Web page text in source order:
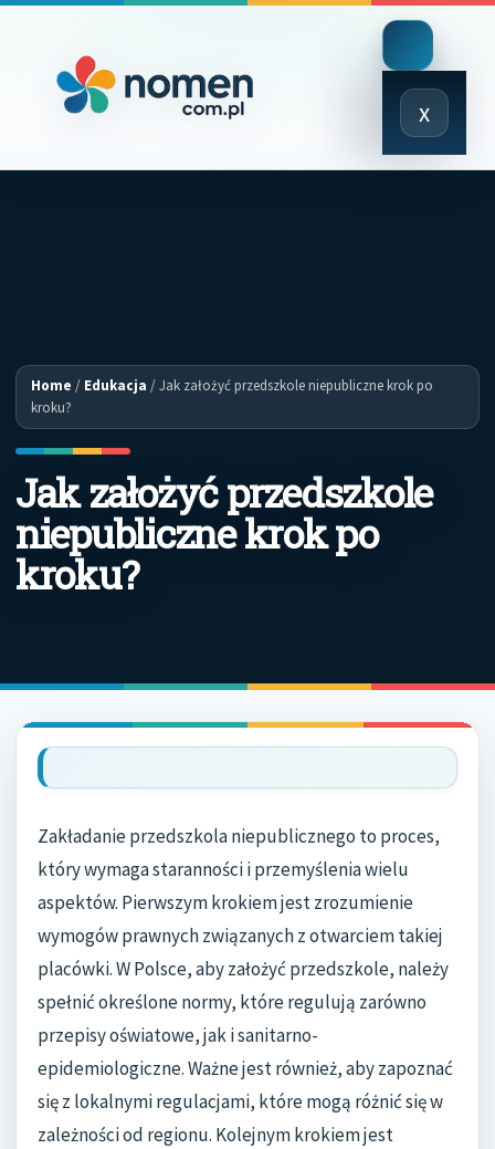
x
Close
Menu
Home / Edukacja /Jak założyć przedszkole niepubliczne krok po
kroku?
Jak założyć przedszkole
niepubliczne krok po
kroku?
Zakładanie przedszkola niepublicznego to proces,
który wymaga staranności i przemyślenia wielu
aspektów. Pierwszym krokiem jest zrozumienie
wymogów prawnych związanych z otwarciem takiej
placówki. W Polsce, aby założyć przedszkole, należy
spełnić określone normy, które regulują zarówno
przepisy oświatowe, jak i sanitarno-
epidemiologiczne. Ważne jest również, aby zapoznać
się z lokalnymi regulacjami, które mogą różnić się w
zależności od regionu. Kolejnym krokiem jest